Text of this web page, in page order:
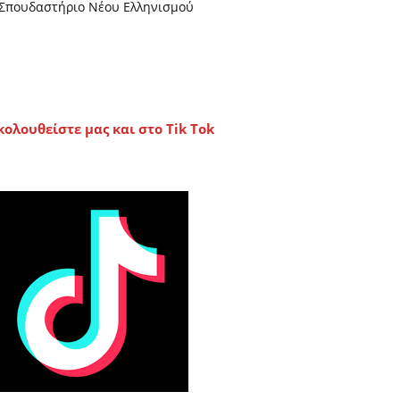
Νέου Ελληνισμού
μας και στο Tik Tok